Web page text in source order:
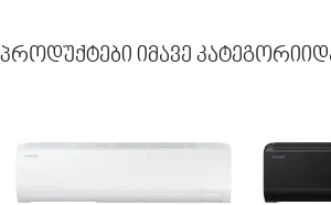
Პროდუქტები Იმავე